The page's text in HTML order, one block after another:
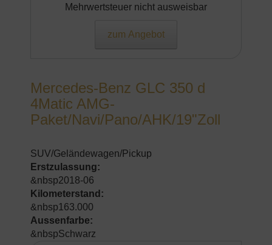
Mehrwertsteuer nicht ausweisbar
zum Angebot
Mercedes-Benz GLC 350 d
4Matic AMG-
Paket/Navi/Pano/AHK/19"Zoll
SUV/Geländewagen/Pickup
Erstzulassung:
&nbsp2018-06
Kilometerstand:
&nbsp163.000
Aussenfarbe:
&nbspSchwarz